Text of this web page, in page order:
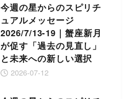
今週の星からのスピリチ
ュアルメッセージ
2026/7/13-19｜蟹座新月
が促す「過去の見直し」
と未来への新しい選択
2026-07-12